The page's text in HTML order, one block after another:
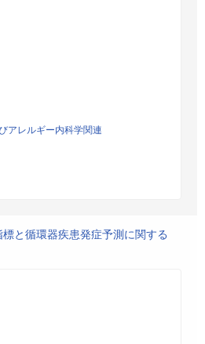
アレルギー内科学関連
と循環器疾患発症予測に関する